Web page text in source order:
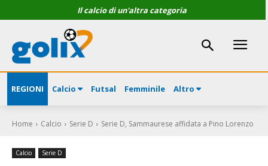
Il calcio di un'altra categoria
REGIONI Calcio Futsal Femminile Altro
Home Calcio Serie D Serie D, Sammaurese affidata a Pino Lorenzo
Calcio Serie D